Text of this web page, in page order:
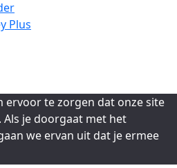
Plus
ervoor te zorgen dat onze site
je doorgaat met het
we ervan uit dat je ermee